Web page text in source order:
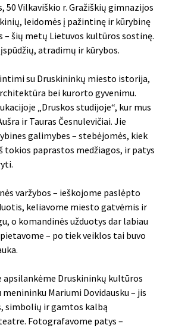
50 Vilkaviškio r. Gražiškių gimnazijos
leidomės į pažintinę ir kūrybinę
– šių metų Lietuvos kultūros sostinę.
atradimų ir kūrybos.
su Druskininkų miesto istorija,
bei kurorto gyvenimu.
„Druskos studijoje“, kur mus
ir Tauras Česnulevičiai. Jie
galimybes – stebėjomės, kiek
tokios paprastos medžiagos, ir patys
varžybos – ieškojome paslėpto
keliavome miesto gatvėmis ir
o komandinės užduotys dar labiau
– po tiek veiklos tai buvo
apsilankėme Druskininkų kultūros
Mariumi Dovidausku – jis
simbolių ir gamtos kalbą
Fotografavome patys –